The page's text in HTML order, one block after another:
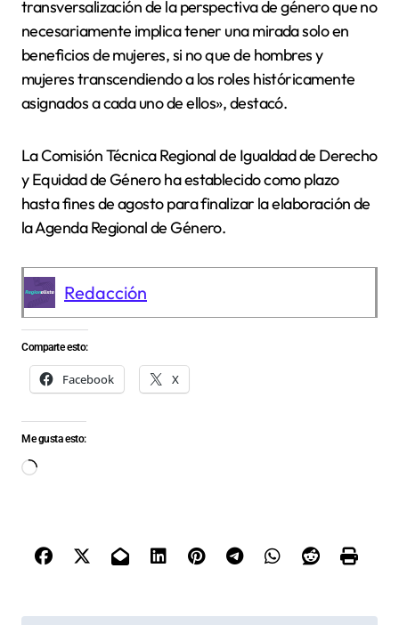
transversalización de la perspectiva de género que no
necesariamente implica tener una mirada solo en
beneficios de mujeres, si no que de hombres y
mujeres transcendiendo a los roles históricamente
asignados a cada uno de ellos», destacó.
La Comisión Técnica Regional de Igualdad de Derecho
y Equidad de Género ha establecido como plazo
hasta fines de agosto para finalizar la elaboración de
la Agenda Regional de Género.
Redacción
Comparte esto:
Facebook X
Me gusta esto:
Cargando...